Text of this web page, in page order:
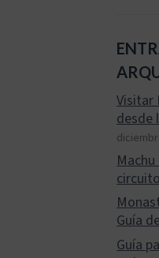
Visitar
desde
Guía
Guía